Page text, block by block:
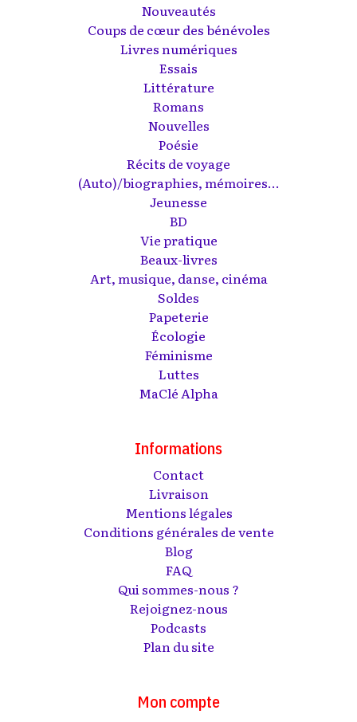
Nouveautés
Coups de cœur des bénévoles
Livres numériques
Essais
Littérature
Romans
Nouvelles
Poésie
Récits de voyage
(Auto)/biographies, mémoires...
Jeunesse
BD
Vie pratique
Beaux-livres
Art, musique, danse, cinéma
Soldes
Papeterie
Écologie
Féminisme
Luttes
MaClé Alpha
Informations
Contact
Livraison
Mentions légales
Conditions générales de vente
Blog
FAQ
Qui sommes-nous ?
Rejoignez-nous
Podcasts
Plan du site
Mon compte